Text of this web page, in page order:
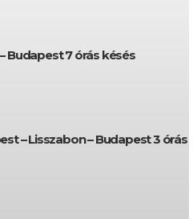
Budapest 7 órás késés
– Lisszabon – Budapest 3 órás